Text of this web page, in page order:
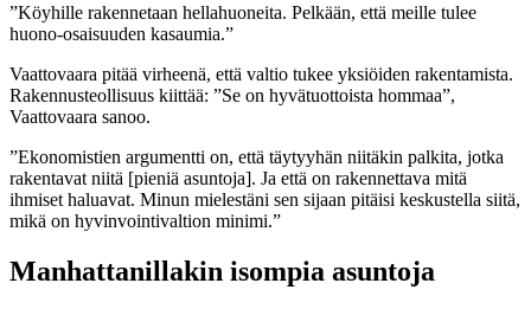
”Köyhille rakennetaan hellahuoneita. Pelkään, että meille tulee
huono-osaisuuden kasaumia.”
Vaattovaara pitää virheenä, että valtio tukee yksiöiden rakentamista.
Rakennusteollisuus kiittää: ”Se on hyvätuottoista hommaa”,
Vaattovaara sanoo.
”Ekonomistien argumentti on, että täytyyhän niitäkin palkita, jotka
rakentavat niitä [pieniä asuntoja]. Ja että on rakennettava mitä
ihmiset haluavat. Minun mielestäni sen sijaan pitäisi keskustella siitä,
mikä on hyvinvointivaltion minimi.”
Manhattanillakin isompia asuntoja